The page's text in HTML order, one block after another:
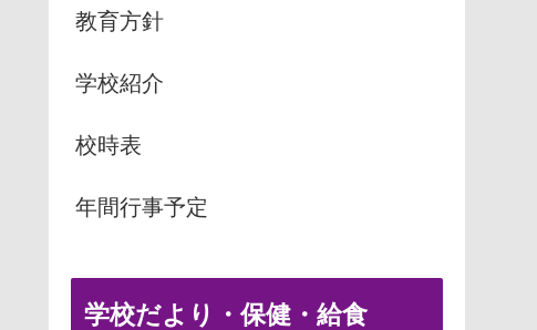
教育方針
学校紹介
校時表
年間行事予定
学校だより・保健・給食